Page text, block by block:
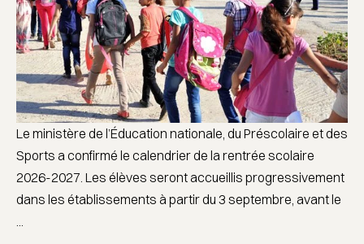
Le ministère de l’Éducation nationale, du Préscolaire et des
Sports a confirmé le calendrier de la rentrée scolaire
2026-2027. Les élèves seront accueillis progressivement
dans les établissements à partir du 3 septembre, avant le